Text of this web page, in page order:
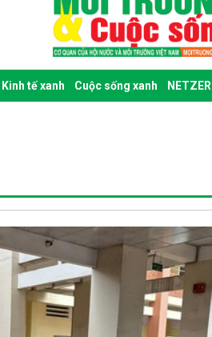
Kinh tế xanh Cuộc sống xanh